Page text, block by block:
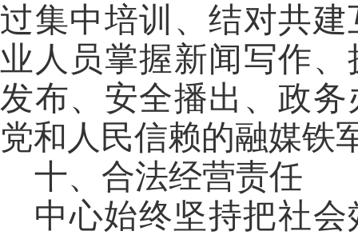
过集中培训、结对共
业人员掌握新闻写作
发布、安全播出、政
党和人民信赖的融媒铁
十、合法经营责任
中心始终坚持把社